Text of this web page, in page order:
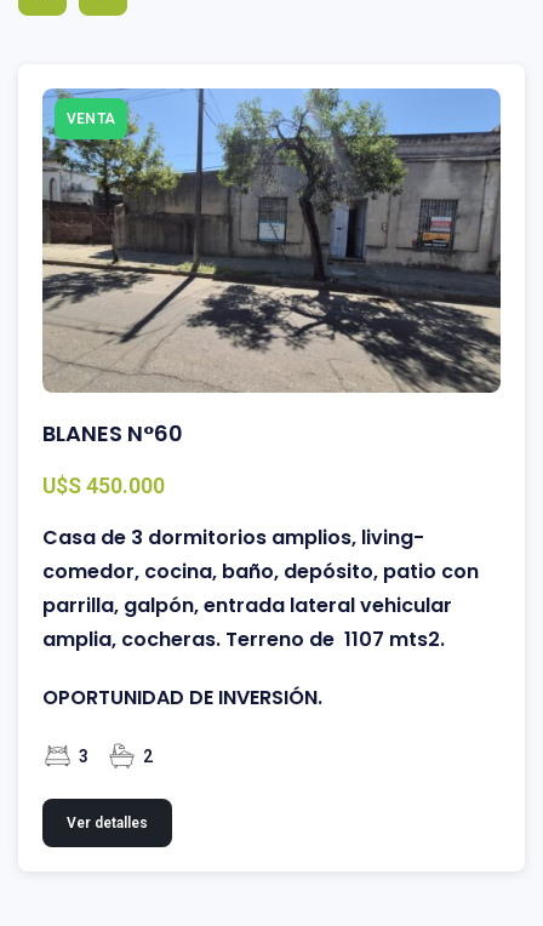
VENTA
BLANES N°60
U$S 450.000
Casa de 3 dormitorios amplios, living-
comedor, cocina, baño, depósito, patio con
parrilla, galpón, entrada lateral vehicular
amplia, cocheras. Terreno de 1107 mts2.
OPORTUNIDAD DE INVERSIÓN.
3 2
Ver detalles